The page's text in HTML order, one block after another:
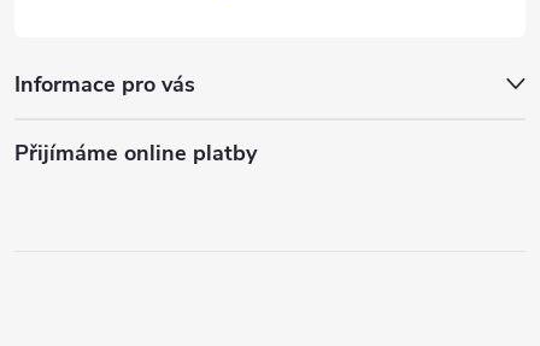
Informace pro vás
Přijímáme online platby